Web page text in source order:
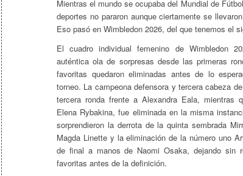
Mientras el mundo se ocupaba del Mundial de
deportes no pararon aunque ciertamente se
Eso pasó en Wimbledon 2026, del que tenemos el
El cuadro individual femenino de Wimbledon
auténtica ola de sorpresas desde las primeras
favoritas quedaron eliminadas antes de lo
torneo. La campeona defensora y tercera cabeza
tercera ronda frente a Alexandra Eala, mientras
Elena Rybakina, fue eliminada en la misma
sorprendieron la derrota de la quinta sembrada
Magda Linette y la eliminación de la número uno
de final a manos de Naomi Osaka, dejando sin
favoritas antes de la definición.